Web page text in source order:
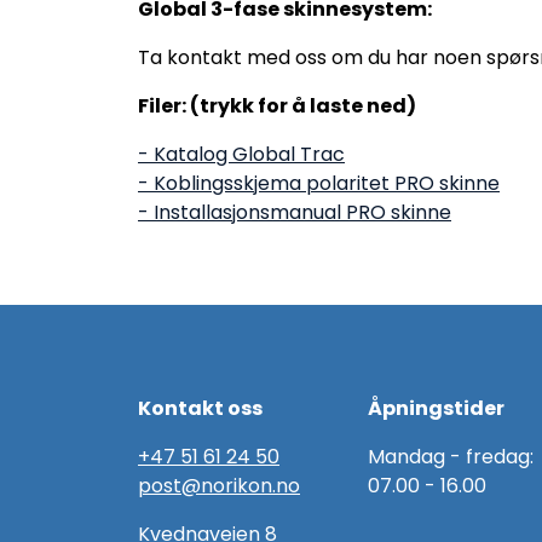
Global 3-fase skinnesystem:
Ta kontakt med oss om du har noen
Filer: (trykk for å laste ned)
- Katalog Global Trac
- Koblingsskjema polaritet PRO skinne
- Installasjonsmanual PRO skinne
Kontakt oss
+47 51 61 24 50
post@norikon.no
Kvednaveien 8
Åpningstider
Mandag - fredag:
07.00 - 16.00